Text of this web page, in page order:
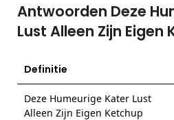
Antwoorden Deze
Lust Alleen Zijn Eigen
Definitie
Deze Humeurige Kater Lust
Alleen Zijn Eigen Ketchup